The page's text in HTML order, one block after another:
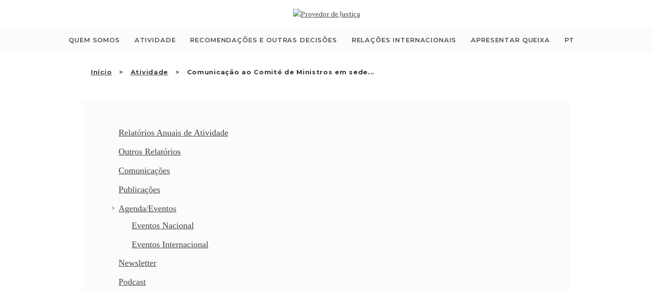
QUEM SOMOS ATIVIDADE RECOMENDAÇÕES E OUTRAS DECISÕES RELAÇÕES INTERNACIONAIS APRESENTAR QUEIXA PT
Início Atividade Comunicação ao Comité de Ministros em sede...
QUEM SOMOS
ATIVIDADE
RECOMENDAÇÕES E
Relatórios Anuais de Atividade
Outros Relatórios
Comunicações
Publicações
Agenda/Eventos
Eventos Nacional
Eventos Internacional
Newsletter
Podcast